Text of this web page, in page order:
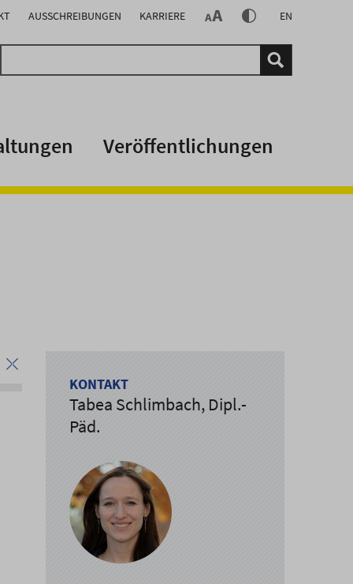
AUSSCHREIBUNGEN KARRIERE EN
Veröffentlichungen
KONTAKT
Tabea Schlimbach, Dipl.-
Päd.